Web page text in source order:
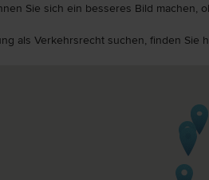
Sie sich ein besseres Bild machen,
als Verkehrsrecht suchen, finden Sie